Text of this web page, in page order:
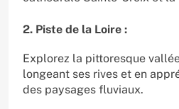
2. Piste de la Loire :
Explorez la pittoresque
longeant ses rives et en
des paysages fluviaux.